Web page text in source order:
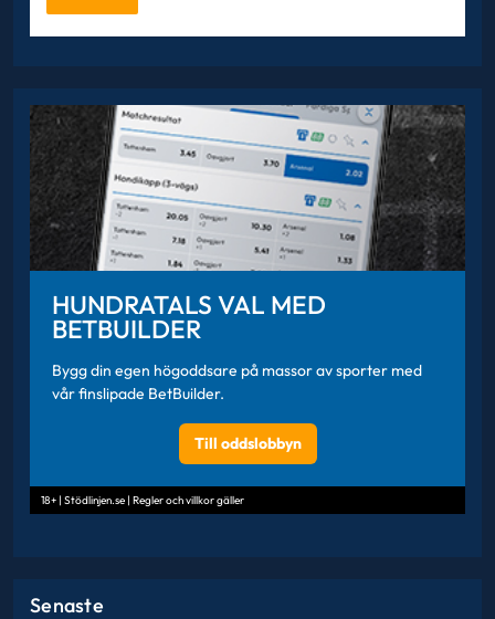
HUNDRATALS VAL MED
BETBUILDER
Bygg din egen högoddsare på massor av sporter med
vår finslipade BetBuilder.
Till oddslobbyn
18+ | Stödlinjen.se | Regler och villkor gäller
Senaste